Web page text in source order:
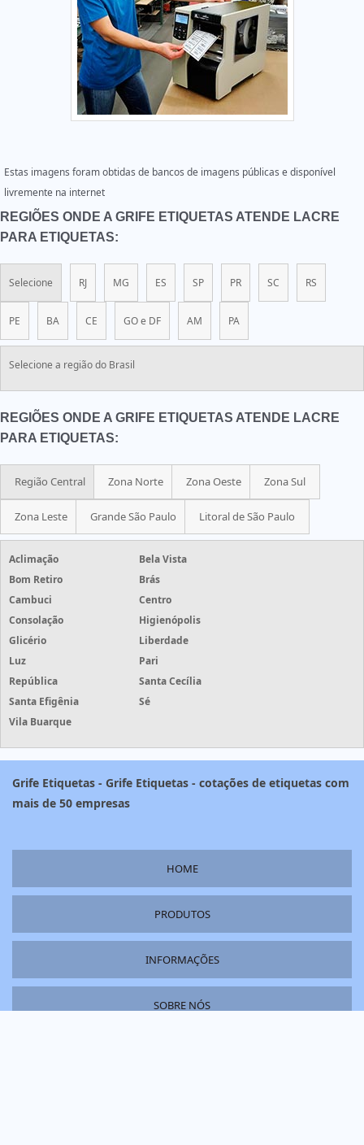
Estas imagens foram obtidas de bancos de imagens públicas e disponível
livremente na internet
REGIÕES ONDE A GRIFE ETIQUETAS ATENDE LACRE
PARA ETIQUETAS:
Selecione RJ MG ES SP PR SC RS
PE BA CE GO e DF AM PA
Selecione a região do Brasil
REGIÕES ONDE A GRIFE ETIQUETAS ATENDE LACRE
PARA ETIQUETAS:
Região Central Zona Norte Zona Oeste Zona Sul
Zona Leste Grande São Paulo Litoral de São Paulo
Aclimação
Bela Vista
Bom Retiro
Brás
Cambuci
Centro
Consolação
Higienópolis
Glicério
Liberdade
Luz
Pari
República
Santa Cecília
Santa Efigênia
Sé
Vila Buarque
Grife Etiquetas - Grife Etiquetas - cotações de etiquetas com
mais de 50 empresas
HOME
PRODUTOS
INFORMAÇÕES
SOBRE NÓS